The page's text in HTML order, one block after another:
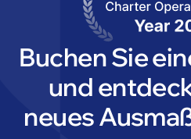
Buchen Sie
und
neues